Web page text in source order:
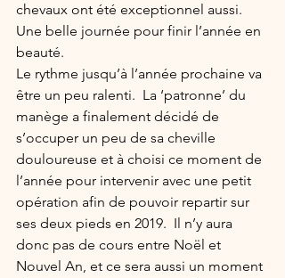
chevaux ont été exceptionnel aussi.
Une belle journée pour finir l’année en
beauté.
Le rythme jusqu’à l’année prochaine va
être un peu ralenti.  La ‘patronne’ du
manège a finalement décidé de
s’occuper un peu de sa cheville
douloureuse et à choisi ce moment de
l’année pour intervenir avec une petit
opération afin de pouvoir repartir sur
ses deux pieds en 2019.  Il n’y aura
donc pas de cours entre Noël et
Nouvel An, et ce sera aussi un moment